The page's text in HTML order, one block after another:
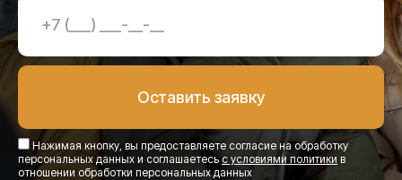
Нажимая кнопку, вы предоставляете согласие на обработку
персональных данных и соглашаетесь с условиями политики в
отношении обработки персональных данных